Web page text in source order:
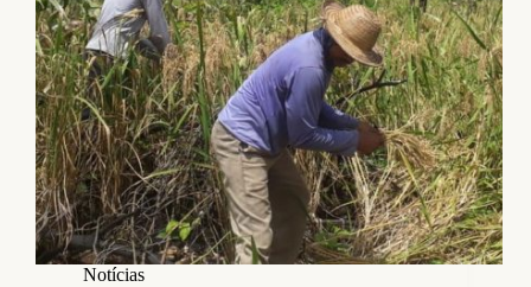
Notícias